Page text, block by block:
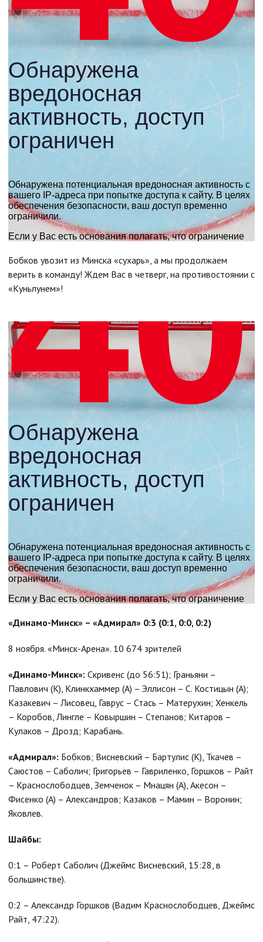
Бобков увозит из Минска «сухарь», а мы продолжаем
верить в команду! Ждем Вас в четверг, на противостоянии с
«Куньлунем»!
«Динамо-Минск» – «Адмирал» 0:3 (0:1, 0:0, 0:2)
8 ноября. «Минск-Арена». 10 674 зрителей
«Динамо-Минск»: Скривенс (до 56:51); Граньяни –
Павлович (К), Клинкхаммер (А) – Эллисон – С. Костицын (А);
Казакевич – Лисовец, Гаврус – Стась – Матерухин; Хенкель
– Коробов, Лингле – Ковыршин – Степанов; Китаров –
Кулаков – Дрозд; Карабань.
«Адмирал»: Бобков; Висневский – Бартулис (К), Ткачев –
Саюстов – Саболич; Григорьев – Гавриленко, Горшков – Райт
– Краснослободцев, Земченок – Мнацян (А), Акесон –
Фисенко (А) – Александров; Казаков – Мамин – Воронин;
Яковлев.
Шайбы:
0:1 – Роберт Саболич (Джеймс Висневский, 15:28, в
большинстве).
0:2 – Александр Горшков (Вадим Краснослободцев, Джеймс
Райт, 47:22).